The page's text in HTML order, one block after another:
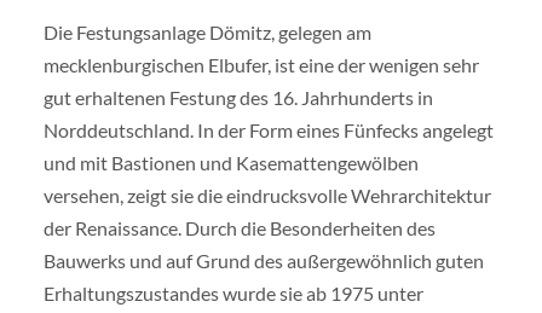
Die Festungsanlage Dömitz, gelegen am
mecklenburgischen Elbufer, ist eine der wenigen sehr
gut erhaltenen Festung des 16. Jahrhunderts in
Norddeutschland. In der Form eines Fünfecks angelegt
und mit Bastionen und Kasemattengewölben
versehen, zeigt sie die eindrucksvolle Wehrarchitektur
der Renaissance. Durch die Besonderheiten des
Bauwerks und auf Grund des außergewöhnlich guten
Erhaltungszustandes wurde sie ab 1975 unter